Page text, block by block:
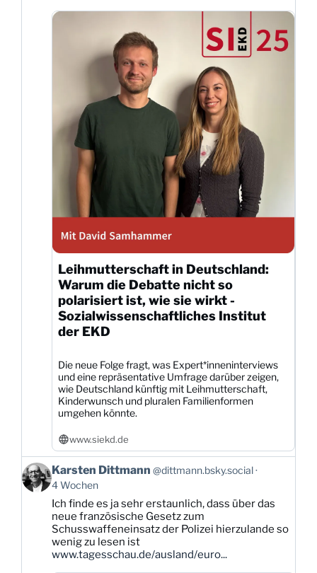
Leihmutterschaft in Deutschland:
Warum die Debatte nicht so
polarisiert ist, wie sie wirkt -
Sozialwissenschaftliches Institut
der EKD
Die neue Folge fragt, was Expert*inneninterviews
und eine repräsentative Umfrage darüber zeigen,
wie Deutschland künftig mit Leihmutterschaft,
Kinderwunsch und pluralen Familienformen
umgehen könnte.
www.siekd.de
Beitrag
von
Karsten
Dittmann
Bluesky
ansehen
Karsten Dittmann @dittmann.bsky.social
4 Wochen
Ich finde es ja sehr erstaunlich, dass über das
neue französische Gesetz zum
Schusswaffeneinsatz der Polizei hierzulande so
wenig zu lesen ist
www.tagesschau.de/ausland/euro...